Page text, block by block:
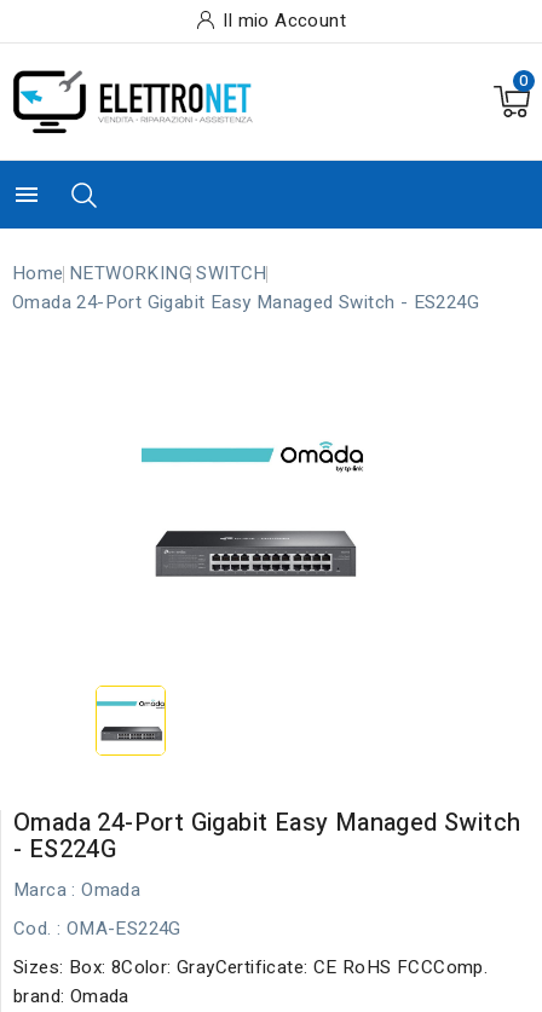
Il mio Account
0

Home NETWORKING SWITCH
Omada 24-Port Gigabit Easy Managed Switch - ES224G
Omada 24-Port Gigabit Easy Managed Switch
- ES224G
Marca : Omada
Cod. : OMA-ES224G
Sizes: Box: 8Color: GrayCertificate: CE RoHS FCCComp.
brand: Omada